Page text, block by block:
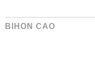
BIHON CAO